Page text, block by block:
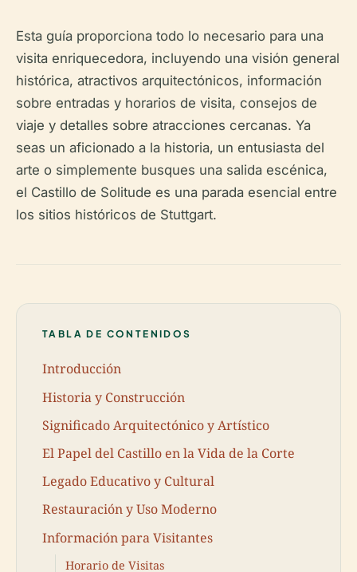
Esta guía proporciona todo lo necesario para una
visita enriquecedora, incluyendo una visión general
histórica, atractivos arquitectónicos, información
sobre entradas y horarios de visita, consejos de
viaje y detalles sobre atracciones cercanas. Ya
seas un aficionado a la historia, un entusiasta del
arte o simplemente busques una salida escénica,
el Castillo de Solitude es una parada esencial entre
los sitios históricos de Stuttgart.
TABLA DE CONTENIDOS
Introducción
Historia y Construcción
Significado Arquitectónico y Artístico
El Papel del Castillo en la Vida de la Corte
Legado Educativo y Cultural
Restauración y Uso Moderno
Información para Visitantes
Horario de Visitas